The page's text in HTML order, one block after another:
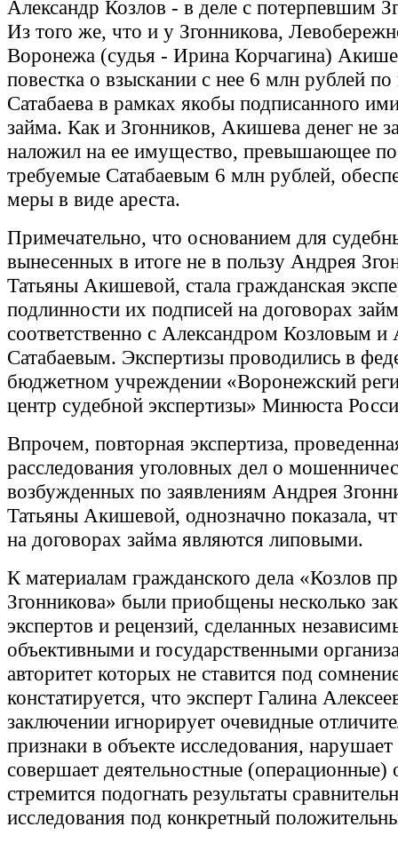
Александр Козлов - в деле с потерпевшим
Из того же, что и у Згонникова,
Воронежа (судья - Ирина Корчагина)
повестка о взыскании с нее 6 млн рублей по
Сатабаева в рамках якобы подписанного
займа. Как и Згонников, Акишева денег не
наложил на ее имущество, превышающее
требуемые Сатабаевым 6 млн рублей,
меры в виде ареста.
Примечательно, что основанием для
вынесенных в итоге не в пользу Андрея
Татьяны Акишевой, стала гражданская
подлинности их подписей на договорах
соответственно с Александром Козловым
Сатабаевым. Экспертизы проводились в
бюджетном учреждении «Воронежский
центр судебной экспертизы» Минюста
Впрочем, повторная экспертиза,
расследования уголовных дел о
возбужденных по заявлениям Андрея
Татьяны Акишевой, однозначно показала,
на договорах займа являются липовыми.
К материалам гражданского дела «Козлов
Згонникова» были приобщены несколько
экспертов и рецензий, сделанных
объективными и государственными
авторитет которых не ставится под
констатируется, что эксперт Галина
заключении игнорирует очевидные
признаки в объекте исследования,
совершает деятельностные
стремится подогнать результаты
исследования под конкретный